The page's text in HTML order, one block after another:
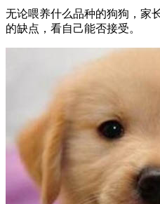
无论喂养什么品种的狗狗，家
的缺点，看自己能否接受。